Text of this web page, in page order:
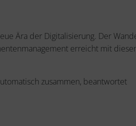
Ära der Digitalisierung. Der
erreicht mit
zusammen, beantwortet